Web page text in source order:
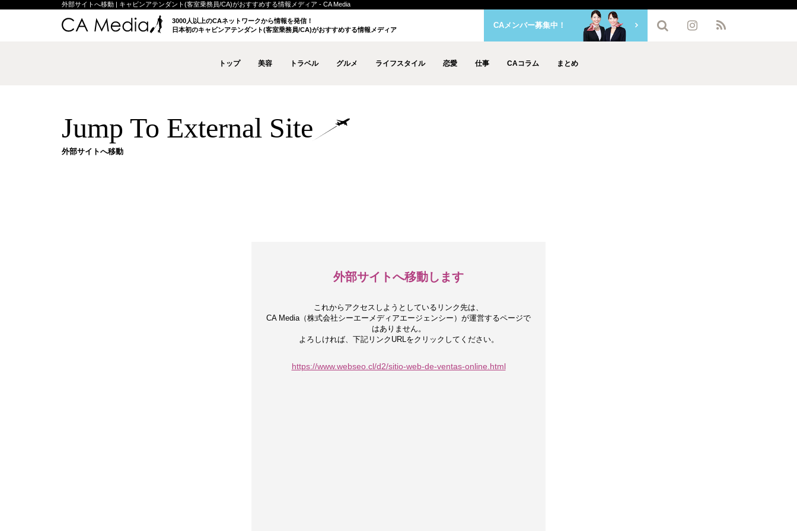
外部サイトへ移動 | キャビンアテンダント(客室乗務員/CA)がおすすめする情報メディア - CA Media
3000人以上のCAネットワークから情報を発信！
日本初のキャビンアテンダント(客室乗務員/CA)がおすすめする情報メディア
トップ 美容 トラベル グルメ ライフスタイル 恋愛 仕事 CAコラム まとめ
CAメンバー募集中！
Jump To External Site
外部サイトへ移動
外部サイトへ移動します
これからアクセスしようとしているリンク先は、
CA Media（株式会社シーエーメディアエージェンシー）が運営するページで
はありません。
よろしければ、下記リンクURLをクリックしてください。
https://www.webseo.cl/d2/sitio-web-de-ventas-online.html